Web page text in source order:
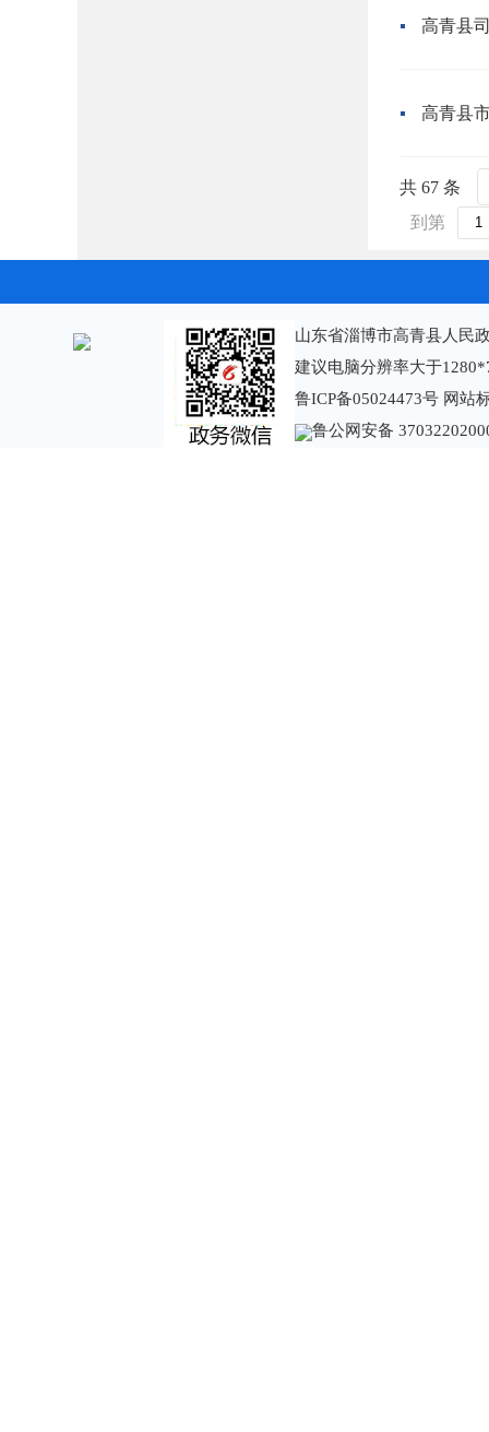
高青县
共 67 条
到第
山东省淄博市高青县人民
建议电脑分辨率大于
鲁ICP备05024473号 网站
鲁公网安备